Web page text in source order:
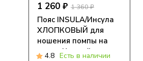
1 260 ₽ 1 360 ₽
Пояс INSULA/Инсула
ХЛОПКОВЫЙ для
ношения помпы на
талии Черный
4.8 Есть в наличии